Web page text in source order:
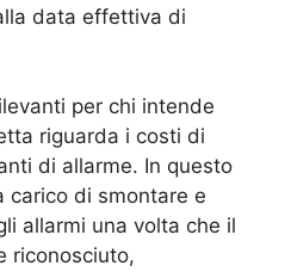
data effettiva di
per chi intende
riguarda i costi di
di allarme. In questo
carico di smontare e
allarmi una volta che il
riconosciuto,